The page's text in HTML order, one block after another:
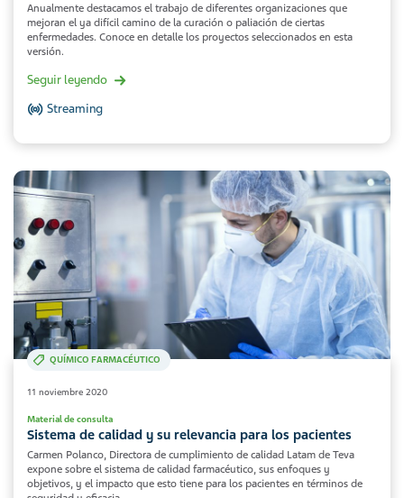
Anualmente destacamos el trabajo de diferentes organizaciones que
mejoran el ya difícil camino de la curación o paliación de ciertas
enfermedades. Conoce en detalle los proyectos seleccionados en esta
versión.
Seguir leyendo
Streaming
QUÍMICO FARMACÉUTICO
11 noviembre 2020
Material de consulta
Sistema de calidad y su relevancia para los pacientes
Carmen Polanco, Directora de cumplimiento de calidad Latam de Teva
expone sobre el sistema de calidad farmacéutico, sus enfoques y
objetivos, y el impacto que esto tiene para los pacientes en términos de